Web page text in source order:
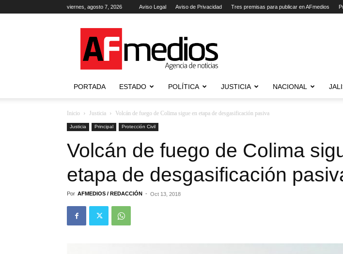
viernes, agosto 7, 2026 Aviso Legal Aviso de Privacidad Tres premisas para publicar en AFmedios
Agencia
de
Noticias
PORTADA ESTADO POLÍTICA JUSTICIA NACIONAL
Inicio Justicia Volcán de fuego de Colima sigue en etapa de desgasificación pasiva
Justicia Principal Protección Civil
Volcán de fuego de Colima
etapa de desgasificación
Por AFMEDIOS / REDACCIÓN - Oct 13, 2018